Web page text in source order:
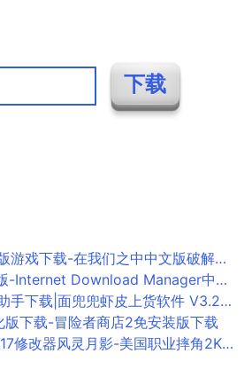
载-在我们之中中文版破解版下载v2022.10.25
Download Manager中文破解版 V6.40.1下载
载|面兜兜虾皮上货软件 V3.2.7官方版下载
版下载-冒险者商店2免安装版下载
月影-美国职业摔角2K17九项修改器 v2022最新可用版下载